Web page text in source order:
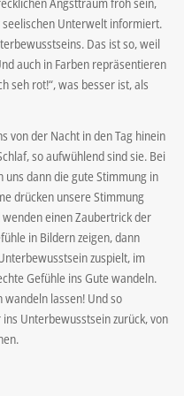
Unterwelt informiert.
Das ist so, weil
auch in Farben repräsentieren
seh rot!“, was besser ist, als
von der Nacht in den Tag hinein
so aufwühlend sind sie. Bei
uns dann die gute Stimmung in
drücken unsere Stimmung
einen Zaubertrick der
in Bildern zeigen, dann
zuspielt, im
Gefühle ins Gute wandeln.
lassen! Und so
Unterbewusstsein zurück, von